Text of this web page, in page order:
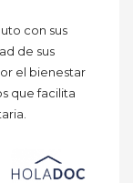
con sus
de sus
el bienestar
que facilita